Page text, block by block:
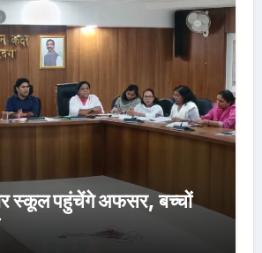
स्कूल पहुंचेंगे अफसर, बच्चों